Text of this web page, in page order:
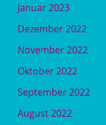
Januar 2023
Dezember 2022
November 2022
Oktober 2022
September 2022
August 2022